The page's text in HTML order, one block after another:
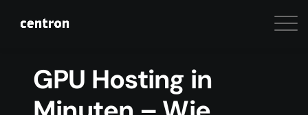
GPU Hosting in